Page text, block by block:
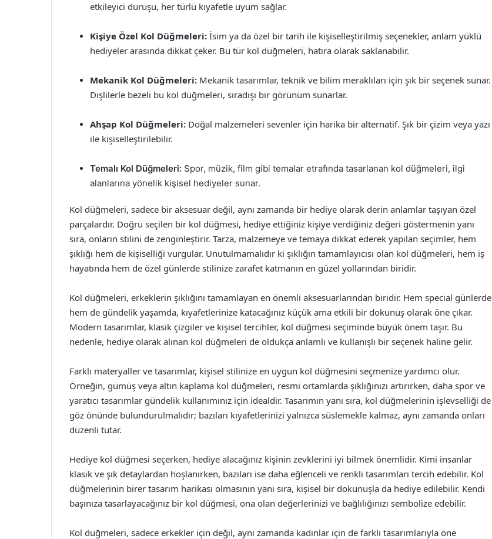
etkileyici duruşu, her türlü kıyafetle uyum sağlar.
Kişiye Özel Kol Düğmeleri: İsim ya da özel bir tarih ile kişiselleştirilmiş seçenekler, anlam yüklü
hediyeler arasında dikkat çeker. Bu tür kol düğmeleri, hatıra olarak saklanabilir.
Mekanik Kol Düğmeleri: Mekanik tasarımlar, teknik ve bilim meraklıları için şık bir seçenek sunar.
Dişlilerle bezeli bu kol düğmeleri, sıradışı bir görünüm sunarlar.
Ahşap Kol Düğmeleri: Doğal malzemeleri sevenler için harika bir alternatif. Şık bir çizim veya yazı
ile kişiselleştirilebilir.
Temalı Kol Düğmeleri: Spor, müzik, film gibi temalar etrafında tasarlanan kol düğmeleri, ilgi
alanlarına yönelik kişisel hediyeler sunar.
Kol düğmeleri, sadece bir aksesuar değil, aynı zamanda bir hediye olarak derin anlamlar taşıyan özel
parçalardır. Doğru seçilen bir kol düğmesi, hediye ettiğiniz kişiye verdiğiniz değeri göstermenin yanı
sıra, onların stilini de zenginleştirir. Tarza, malzemeye ve temaya dikkat ederek yapılan seçimler, hem
şıklığı hem de kişiselliği vurgular. Unutulmamalıdır ki şıklığın tamamlayıcısı olan kol düğmeleri, hem iş
hayatında hem de özel günlerde stilinize zarafet katmanın en güzel yollarından biridir.
Kol düğmeleri, erkeklerin şıklığını tamamlayan en önemli aksesuarlarından biridir. Hem special günlerde
hem de gündelik yaşamda, kıyafetlerinize katacağınız küçük ama etkili bir dokunuş olarak öne çıkar.
Modern tasarımlar, klasik çizgiler ve kişisel tercihler, kol düğmesi seçiminde büyük önem taşır. Bu
nedenle, hediye olarak alınan kol düğmeleri de oldukça anlamlı ve kullanışlı bir seçenek haline gelir.
Farklı materyaller ve tasarımlar, kişisel stilinize en uygun kol düğmesini seçmenize yardımcı olur.
Örneğin, gümüş veya altın kaplama kol düğmeleri, resmi ortamlarda şıklığınızı artırırken, daha spor ve
yaratıcı tasarımlar gündelik kullanımınız için idealdir. Tasarımın yanı sıra, kol düğmelerinin işlevselliği de
göz önünde bulundurulmalıdır; bazıları kıyafetlerinizi yalnızca süslemekle kalmaz, aynı zamanda onları
düzenli tutar.
Hediye kol düğmesi seçerken, hediye alacağınız kişinin zevklerini iyi bilmek önemlidir. Kimi insanlar
klasik ve şık detaylardan hoşlanırken, bazıları ise daha eğlenceli ve renkli tasarımları tercih edebilir. Kol
düğmelerinin birer tasarım harikası olmasının yanı sıra, kişisel bir dokunuşla da hediye edilebilir. Kendi
başınıza tasarlayacağınız bir kol düğmesi, ona olan değerlerinizi ve bağlılığınızı sembolize edebilir.
Kol düğmeleri, sadece erkekler için değil, aynı zamanda kadınlar için de farklı tasarımlarıyla öne